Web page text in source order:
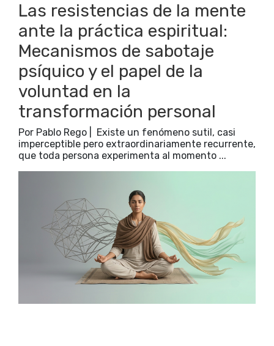
Las resistencias de la mente
ante la práctica espiritual:
Mecanismos de sabotaje
psíquico y el papel de la
voluntad en la
transformación personal
Por Pablo Rego | Existe un fenómeno sutil, casi
imperceptible pero extraordinariamente recurrente,
que toda persona experimenta al momento ...